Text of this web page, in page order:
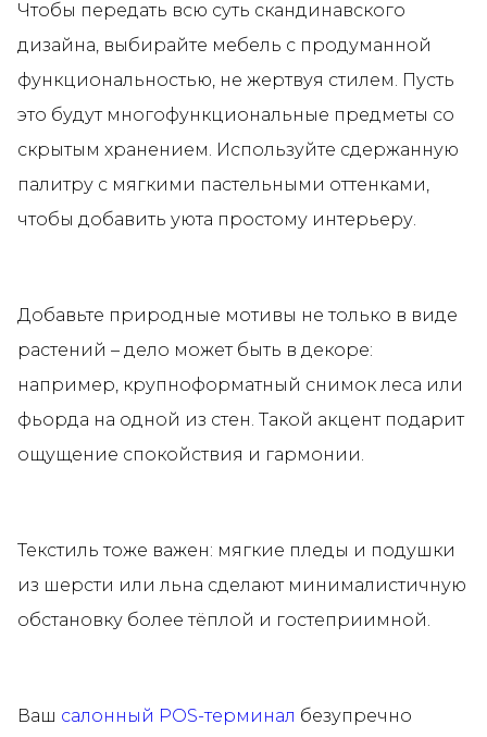
Чтобы передать всю суть скандинавского
дизайна, выбирайте мебель с продуманной
функциональностью, не жертвуя стилем. Пусть
это будут многофункциональные предметы со
скрытым хранением. Используйте сдержанную
палитру с мягкими пастельными оттенками,
чтобы добавить уюта простому интерьеру.
Добавьте природные мотивы не только в виде
растений – дело может быть в декоре:
например, крупноформатный снимок леса или
фьорда на одной из стен. Такой акцент подарит
ощущение спокойствия и гармонии.
Текстиль тоже важен: мягкие пледы и подушки
из шерсти или льна сделают минималистичную
обстановку более тёплой и гостеприимной.
Ваш салонный POS-терминал безупречно